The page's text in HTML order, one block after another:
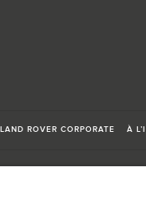
ROVER CORPORATE À